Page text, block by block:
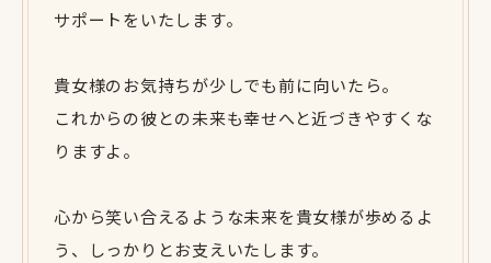
サポートをいたします。
貴女様のお気持ちが少しでも前に向いたら。
これからの彼との未来も幸せへと近づきやすくな
りますよ。
心から笑い合えるような未来を貴女様が歩めるよ
う、しっかりとお支えいたします。